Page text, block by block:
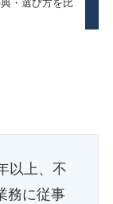
・選び方を比
以上、不
務に従事